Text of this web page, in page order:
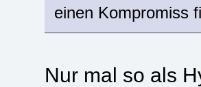
einen Kompromiss
Nur mal so als